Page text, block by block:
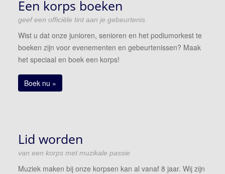
Een korps boeken
geef een officiële tint aan je gebeurtenis
Wist u dat onze junioren, senioren en het podiumorkest te
boeken zijn voor evenementen en gebeurtenissen? Maak
het speciaal en boek een korps!
Boek nu »
Lid worden
van een korps met muzikale passie
Muziek maken bij onze korpsen kan al vanaf 8 jaar. Wij zijn